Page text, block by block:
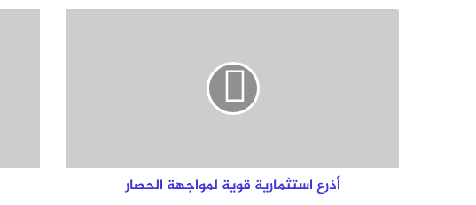
أذرع
أذرع استثمارية قوية لمواجهة الحصار
مكتبة